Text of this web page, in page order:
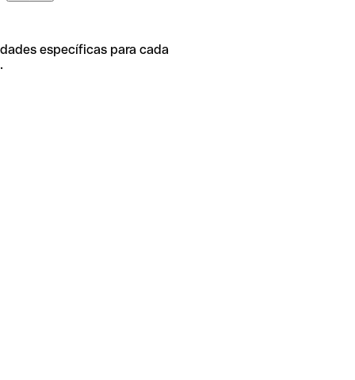
específicas para cada